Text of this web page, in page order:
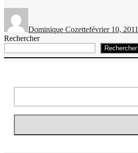
Dominique Cozettefévrier 10, 2011
Rechercher
Rechercher